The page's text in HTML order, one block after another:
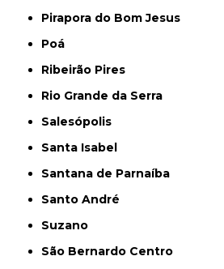
Pirapora do Bom Jesus
Poá
Ribeirão Pires
Rio Grande da Serra
Salesópolis
Santa Isabel
Santana de Parnaíba
Santo André
Suzano
São Bernardo Centro